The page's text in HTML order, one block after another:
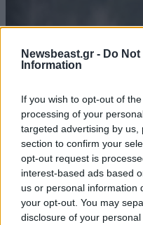
Newsbeast.gr - Do
Information
If you wish to opt-out of
processing of your
targeted advertising by
section to confirm your
opt-out request is
interest-based ads based
us or personal information
your opt-out. You may
disclosure of your
Τι κρύβεται πίσω
Λειψία και γιατί
Ρωσία;